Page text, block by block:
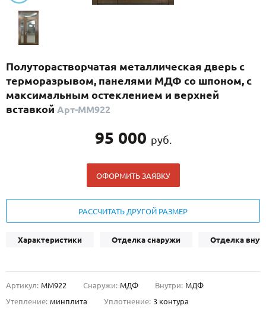
С реечным дизайном (29)
ПО НАЗНАЧЕНИЮ
ПО КОНСТРУКЦИИ
Популярные двери
ДОСТАВКА
О НАС
Полуторастворчатая металлическая дверь с
терморазрывом, панелями МДФ со шпоном, с
максимальным остеклением и верхней
вставкой Арт-ММ922
95 000 руб.
ОФОРМИТЬ ЗАЯВКУ
РАССЧИТАТЬ ДРУГОЙ РАЗМЕР
Характеристики Отделка снаружи Отделка
Артикул: ММ922 Снаружи: МДФ Внутри: МДФ
Утепление: минплита Уплотнение: 3 контура